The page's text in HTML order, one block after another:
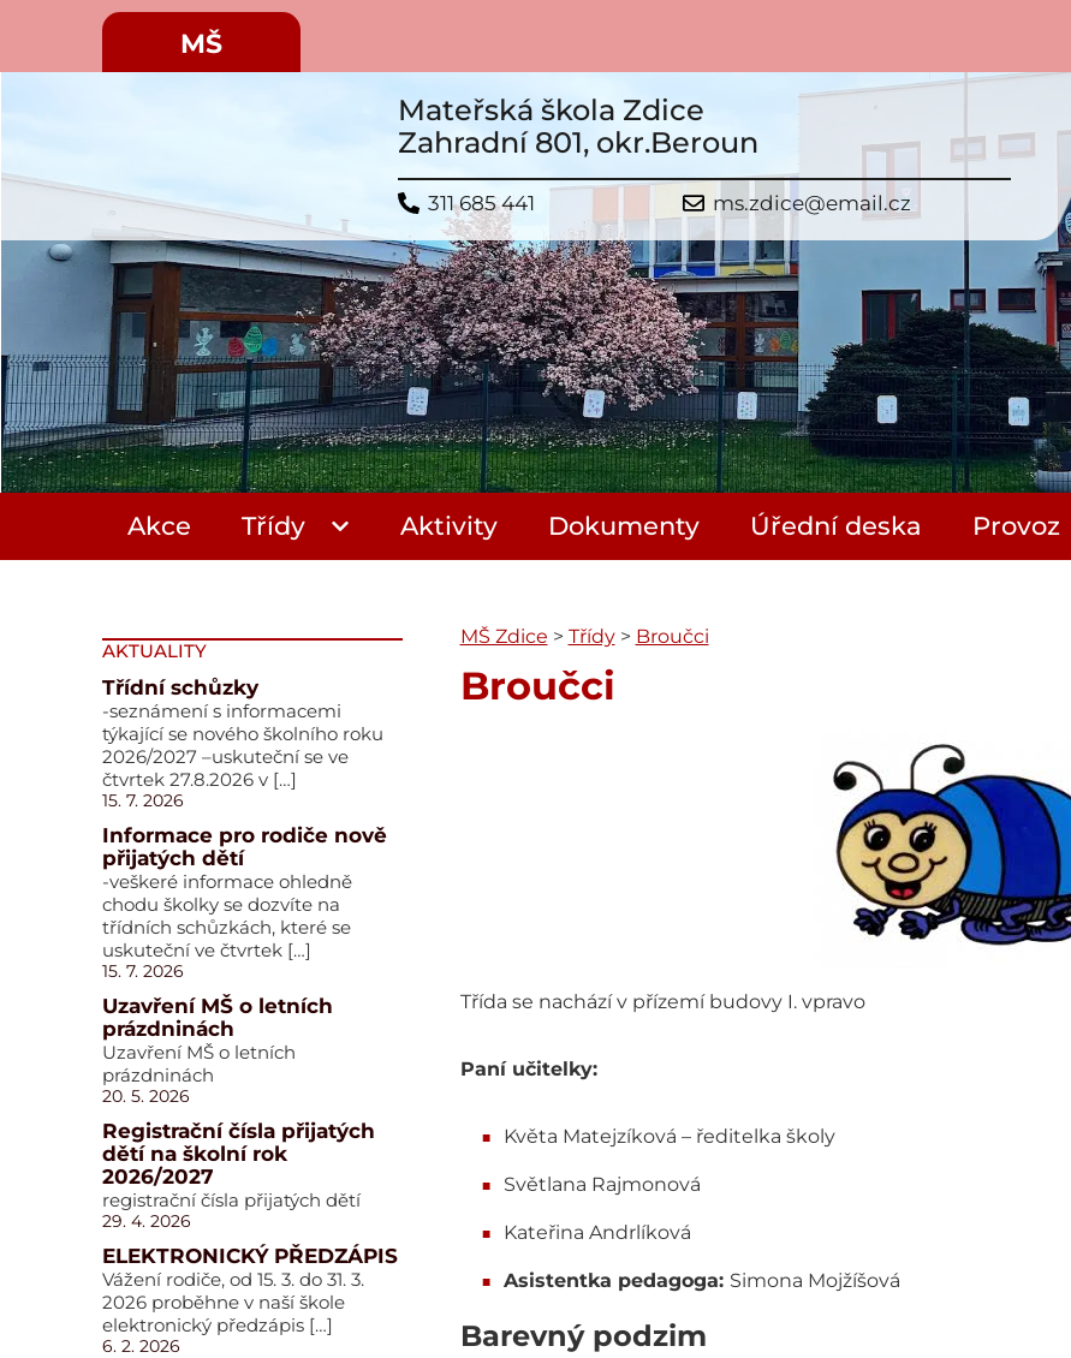
MŠ
Mateřská škola Zdice
Zahradní 801, okr.Beroun
311 685 441 ms.zdice@email.cz
Akce Třídy Aktivity Dokumenty Úřední deska Provoz
AKTUALITY
Třídní schůzky
-seznámení s informacemi
týkající se nového školního roku
2026/2027 –uskuteční se ve
čtvrtek 27.8.2026 v […]
15. 7. 2026
Informace pro rodiče nově
přijatých dětí
-veškeré informace ohledně
chodu školky se dozvíte na
třídních schůzkách, které se
uskuteční ve čtvrtek […]
15. 7. 2026
Uzavření MŠ o letních
prázdninách
Uzavření MŠ o letních
prázdninách
20. 5. 2026
Registrační čísla přijatých
dětí na školní rok
2026/2027
registrační čísla přijatých dětí
29. 4. 2026
ELEKTRONICKÝ PŘEDZÁPIS
Vážení rodiče, od 15. 3. do 31. 3.
2026 proběhne v naší škole
elektronický předzápis […]
6. 2. 2026
MŠ Zdice > Třídy> Broučci
Broučci
Třída se nachází v přízemí budovy I. vpravo
Paní učitelky:
Květa Matejzíková – ředitelka školy
Světlana Rajmonová
Kateřina Andrlíková
Asistentka pedagoga: Simona Mojžíšová
Barevný podzim